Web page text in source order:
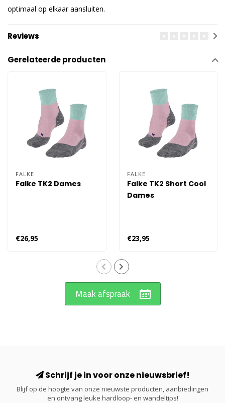
optimaal op elkaar aansluiten.
Reviews
Gerelateerde producten
FALKE
Falke TK2 Dames
€26,95
FALKE
Falke TK2 Short Cool
Dames
€23,95
Maak afspraak
Schrijf je in voor onze nieuwsbrief!
Blijf op de hoogte van onze nieuwste producten, aanbiedingen
en ontvang leuke hardloop- en wandeltips!